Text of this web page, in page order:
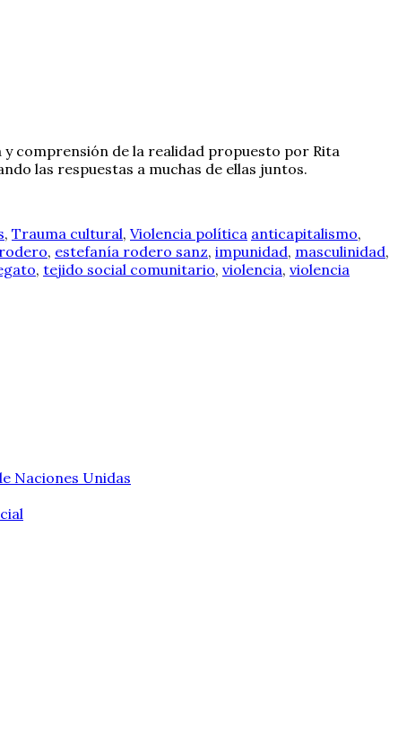
comprensión de la realidad propuesto por Rita
las respuestas a muchas de ellas juntos.
, Trauma cultural, Violencia política anticapitalismo,
, estefanía rodero sanz, impunidad, masculinidad,
, tejido social comunitario, violencia, violencia
Naciones Unidas